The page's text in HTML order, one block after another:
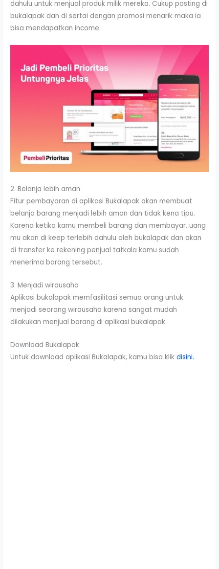
dahulu untuk menjual produk milik mereka. Cukup posting di
bukalapak dan di sertai dengan promosi menarik maka ia
bisa mendapatkan income.
2. Belanja lebih aman
Fitur pembayaran di aplikasi Bukalapak akan membuat
belanja barang menjadi lebih aman dan tidak kena tipu.
Karena ketika kamu membeli barang dan membayar, uang
mu akan di keep terlebih dahulu oleh bukalapak dan akan
di transfer ke rekening penjual tatkala kamu sudah
menerima barang tersebut.
3. Menjadi wirausaha
Aplikasi bukalapak memfasilitasi semua orang untuk
menjadi seorang wirausaha karena sangat mudah
dilakukan menjual barang di aplikasi bukalapak.
Download Bukalapak
Untuk download aplikasi Bukalapak, kamu bisa klikdisini.